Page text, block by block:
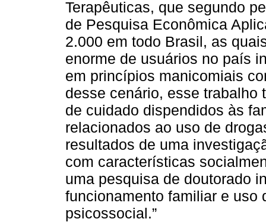
Terapêuticas, que segundo
de Pesquisa Econômica
2.000 em todo Brasil, as
enorme de usuários no país
em princípios manicomiais
desse cenário, esse trabalho
de cuidado dispendidos às
relacionados ao uso de
resultados de uma
com características
uma pesquisa de doutorado
funcionamento familiar e uso
psicossocial.”